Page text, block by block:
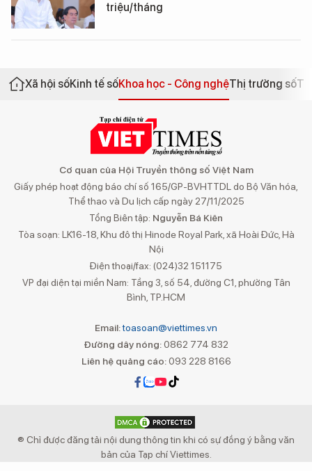
triệu/tháng
Xã hội sốKinh tế sốKhoa học - Công nghệThị trường số
Cơ quan của Hội Truyền thông số Việt Nam
Giấy phép hoạt động báo chí số 165/GP-BVHTTDL do Bộ Văn hóa,
Thể thao và Du lịch cấp ngày 27/11/2025
Tổng Biên tập: Nguyễn Bá Kiên
Tòa soạn: LK16-18, Khu đô thị Hinode Royal Park, xã Hoài Đức, Hà
Nội
Điện thoại/fax: (024)32 151175
VP đại diện tại miền Nam: Tầng 3, số 54, đường C1, phường Tân
Bình, TP.HCM
Email:toasoan@viettimes.vn
Đường dây nóng: 0862 774 832
Liên hệ quảng cáo:093 228 8166
® Chỉ được đăng tải nội dung thông tin khi có sự đồng ý bằng văn
bản của Tạp chí Viettimes.